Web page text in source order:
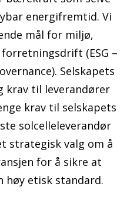
energifremtid. Vi
mål for miljø,
(ESG –
Selskapets
krav til leverandører
krav til selskapets
solcelleleverandør
strategisk valg om å
for å sikre at
høy etisk standard.